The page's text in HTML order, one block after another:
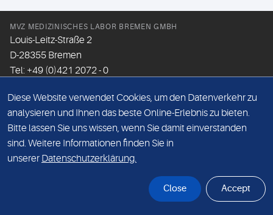
MVZ MEDIZINISCHES LABOR BREMEN GMBH
Louis-Leitz-Straße 2
D-28355 Bremen
Tel: +49 (0)421 2072 - 0
Email:info@mlhb.de
DATENSCHUTZ
IMPRESSUM
Diese Website verwendet Cookies, um den Datenverkehr zu
analysieren und Ihnen das beste Online-Erlebnis zu bieten.
Bitte lassen Sie uns wissen, wenn Sie damit einverstanden
sind. Weitere Informationen finden Sie in
unserer Datenschutzerklärung.
Close Accept